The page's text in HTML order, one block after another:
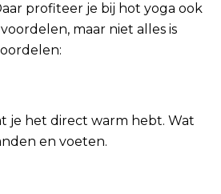
profiteer je bij hot yoga ook
maar niet alles is
je het direct warm hebt. Wat
en voeten.